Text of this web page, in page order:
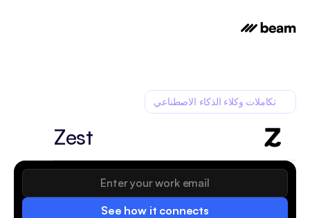
See how it connects
تكاملات وكلاء الذكاء الاصطناعي
Zest